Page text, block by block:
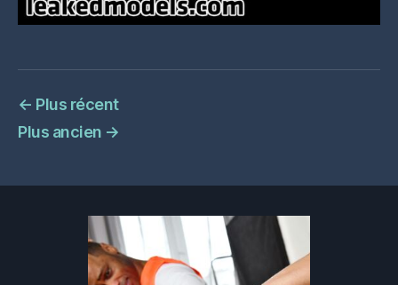
← Plus récent
Plus ancien →